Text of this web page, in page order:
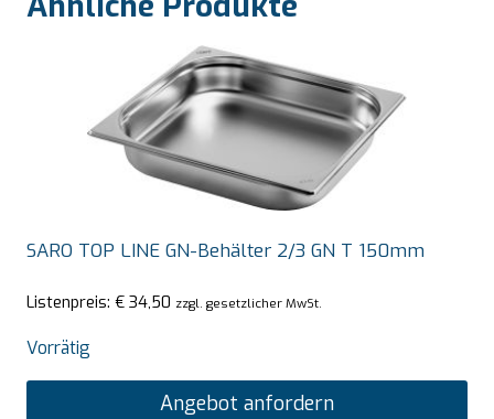
SARO TOP LINE GN-Behälter 2/3 GN T 150mm
Listenpreis: € 34,50 zzgl. gesetzlicher MwSt.
Vorrätig
Angebot anfordern